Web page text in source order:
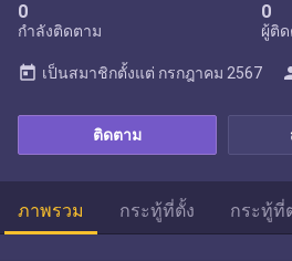
0
กำลังติดตาม
0
ผู้ติ
ติดตาม
today เป็นสมาชิกตั้งแต่ กรกฎาคม 2567
ภาพรวม กระทู้ที่ตั้ง กระทู้ที่